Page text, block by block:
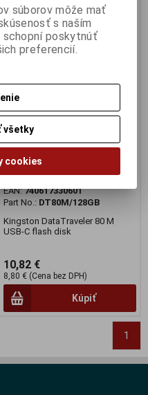
USB-C a Flash Disk 128GB
Kingston DataTraveler 80 M
Výrobca:Kingston
Katalógové číslo:RAM715
EAN:740617330601
Part No.: DT80M/128GB
Kingston DataTraveler 80 M
USB-C flash disk
10,82 €
8,80 € (Cena bez DPH)
Kúpiť
1
súborov môže mať
s naším
schopní poskytnúť
preferencií.
všetky
cookies